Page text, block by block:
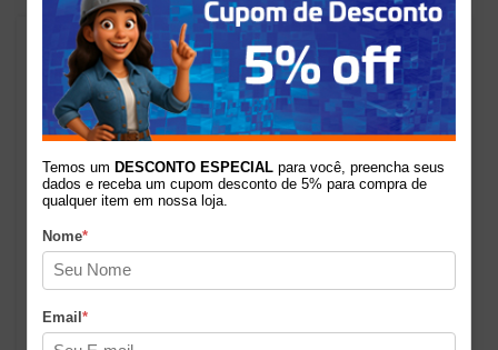
Ebook Guia Eletricista
Casas Inteligentes C&S
de R$99,90 por
Ebook Guia Economize
de R$59,90 por
Temos um DESCONTO ESPECIAL para você, preencha seus
dados e receba um cupom desconto de 5% para compra de
qualquer item em nossa loja.
Nome*
Email*